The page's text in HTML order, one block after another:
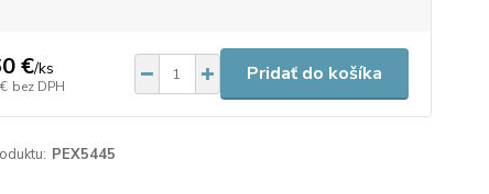
€/ks
bez DPH
Pridať do košíka
PEX5445